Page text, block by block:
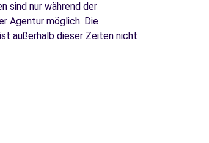
sind nur während der
Agentur möglich. Die
außerhalb dieser Zeiten nicht